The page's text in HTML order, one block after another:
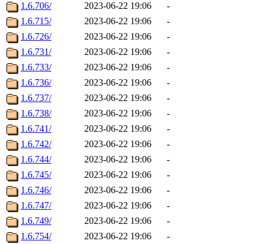
1.6.706/
2023-06-22 19:06
-
1.6.715/
2023-06-22 19:06
-
1.6.726/
2023-06-22 19:06
-
1.6.731/
2023-06-22 19:06
-
1.6.733/
2023-06-22 19:06
-
1.6.736/
2023-06-22 19:06
-
1.6.737/
2023-06-22 19:06
-
1.6.738/
2023-06-22 19:06
-
1.6.741/
2023-06-22 19:06
-
1.6.742/
2023-06-22 19:06
-
1.6.744/
2023-06-22 19:06
-
1.6.745/
2023-06-22 19:06
-
1.6.746/
2023-06-22 19:06
-
1.6.747/
2023-06-22 19:06
-
1.6.749/
2023-06-22 19:06
-
1.6.754/
2023-06-22 19:06
-